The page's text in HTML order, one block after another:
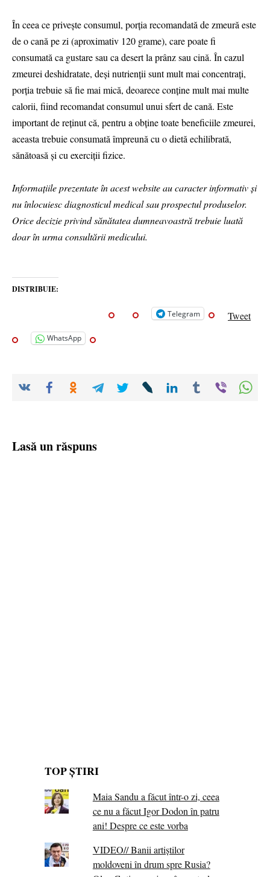
În ceea ce privește consumul, porția recomandată de zmeură este
de o cană pe zi (aproximativ 120 grame), care poate fi
consumată ca gustare sau ca desert la prânz sau cină. În cazul
zmeurei deshidratate, deși nutrienții sunt mult mai concentrați,
porția trebuie să fie mai mică, deoarece conține mult mai multe
calorii, fiind recomandat consumul unui sfert de cană. Este
important de reținut că, pentru a obține toate beneficiile zmeurei,
aceasta trebuie consumată împreună cu o dietă echilibrată,
sănătoasă și cu exerciții fizice.
Informațiile prezentate în acest website au caracter informativ și
nu înlocuiesc diagnosticul medical sau prospectul produselor.
Orice decizie privind sănătatea dumneavoastră trebuie luată
doar în urma consultării medicului.
DISTRIBUIE:
Telegram Tweet
WhatsApp
Lasă un răspuns
TOP ȘTIRI
Maia Sandu a făcut într-o zi, ceea
ce nu a făcut Igor Dodon în patru
ani! Despre ce este vorba
VIDEO// Banii artiștilor
moldoveni în drum spre Rusia?